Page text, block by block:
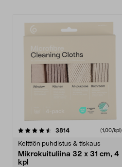
3814arvostelut (1,00/kpl)
Keittiön puhdistus & tiskaus
Mikrokuituliina 32 x 31 cm, 4
kpl
4.5viidestä